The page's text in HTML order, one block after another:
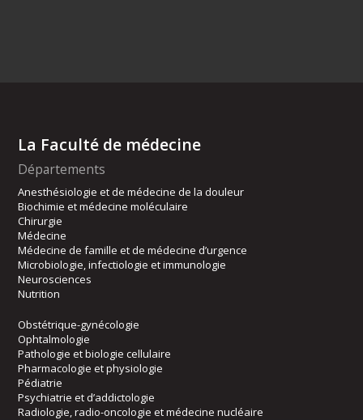
La Faculté de médecine
Départements
Anesthésiologie et de médecine de la douleur
Biochimie et médecine moléculaire
Chirurgie
Médecine
Médecine de famille et de médecine d’urgence
Microbiologie, infectiologie et immunologie
Neurosciences
Nutrition
Obstétrique-gynécologie
Ophtalmologie
Pathologie et biologie cellulaire
Pharmacologie et physiologie
Pédiatrie
Psychiatrie et d’addictologie
Radiologie, radio-oncologie et médecine nucléaire